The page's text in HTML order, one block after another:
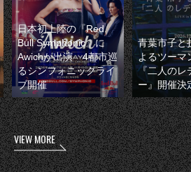
日本初上陸の『Red
Bull Symphonic』に
Awichが出演 4都市巡
るシンフォニックライ
ブ開催
青葉市子と
よるツーマ
『二人のレ
ー』開催決
VIEW MORE